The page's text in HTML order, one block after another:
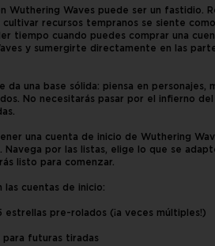
Wuthering Waves puede ser un fastidio.
recursos tempranos se siente
tiempo cuando puedes comprar una
y sumergirte directamente en las
da una base sólida: piensa en personajes,
No necesitarás pasar por el infierno
una cuenta de inicio de Wuthering
Navega por las listas, elige lo que se
listo para comenzar.
las cuentas de inicio:
estrellas pre-rolados (¡a veces múltiples!)
para futuras tiradas